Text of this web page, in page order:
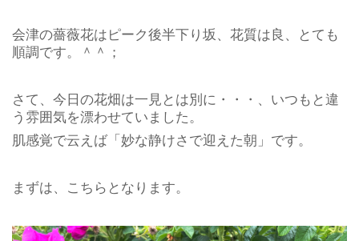
会津の薔薇花はピーク後半下り坂、花質は良、とても
順調です。＾＾；
さて、今日の花畑は一見とは別に・・・、いつもと違
う雰囲気を漂わせていました。
肌感覚で云えば「妙な静けさで迎えた朝」です。
まずは、こちらとなります。